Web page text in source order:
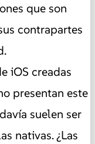
que son
contrapartes
iOS creadas
presentan este
suelen ser
nativas. ¿Las